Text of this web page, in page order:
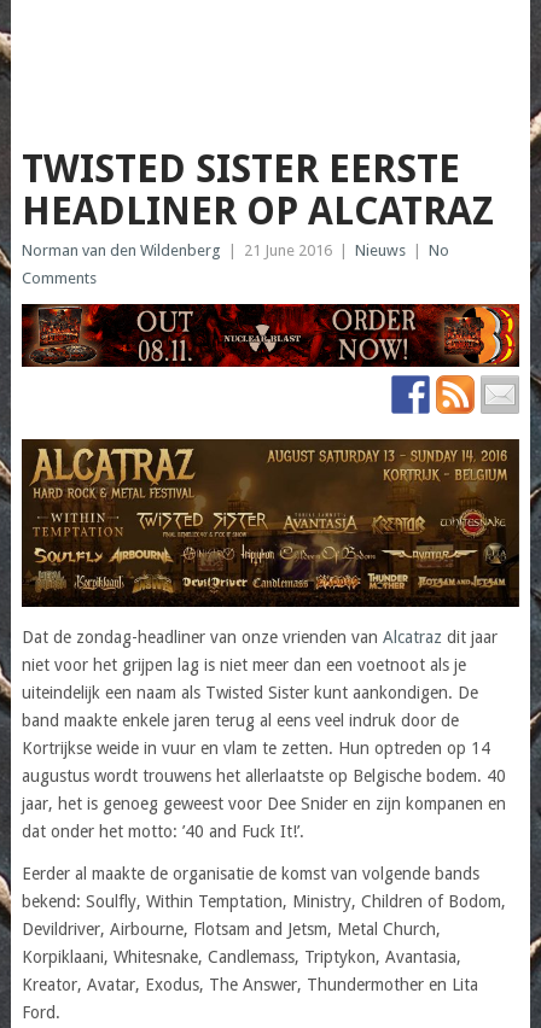
TWISTED SISTER EERSTE
HEADLINER OP ALCATRAZ
Norman van den Wildenberg 21 June 2016 Nieuws
No
Comments
Dat de zondag-headliner van onze vrienden van Alcatraz dit jaar
niet voor het grijpen lag is niet meer dan een voetnoot als je
uiteindelijk een naam als Twisted Sister kunt aankondigen. De
band maakte enkele jaren terug al eens veel indruk door de
Kortrijkse weide in vuur en vlam te zetten. Hun optreden op 14
augustus wordt trouwens het allerlaatste op Belgische bodem. 40
jaar, het is genoeg geweest voor Dee Snider en zijn kompanen en
dat onder het motto: ’40 and Fuck It!’.
Eerder al maakte de organisatie de komst van volgende bands
bekend: Soulfly, Within Temptation, Ministry, Children of Bodom,
Devildriver, Airbourne, Flotsam and Jetsm, Metal Church,
Korpiklaani, Whitesnake, Candlemass, Triptykon, Avantasia,
Kreator, Avatar, Exodus, The Answer, Thundermother en Lita
Ford.